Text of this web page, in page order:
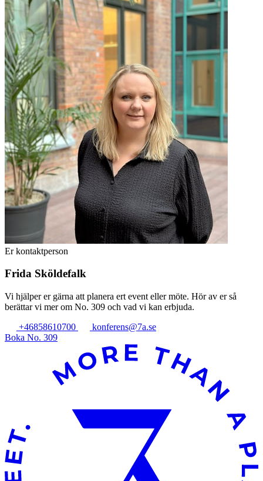
Er kontaktperson
Frida Sköldefalk
Vi hjälper er gärna att planera ert event eller möte. Hör av er så
berättar vi mer om No. 309 och vad vi kan erbjuda.
+46858610700
konferens@7a.se
Boka No. 309